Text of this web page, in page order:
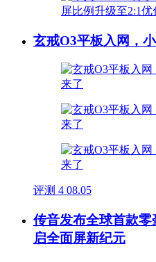
玄戒O3平板入网，
评测 4 08.05
传音发布全球首款
启全面屏新纪元